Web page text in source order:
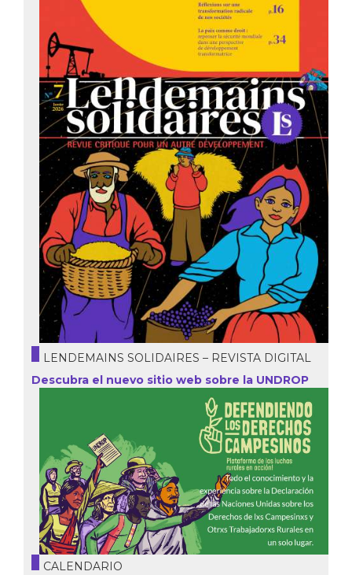
LENDEMAINS SOLIDAIRES – REVISTA DIGITAL
Descubra el nuevo sitio web sobre la UNDROP
CALENDARIO